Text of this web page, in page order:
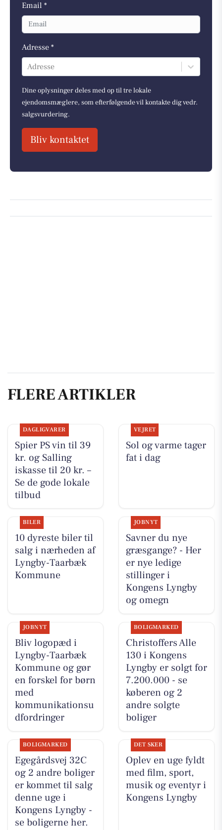
Email *
Adresse *
Adresse
Dine oplysninger deles med op til tre lokale
ejendomsmæglere, som efterfølgende vil kontakte dig vedr.
salgsvurdering.
Bliv kontaktet
FLERE ARTIKLER
DAGLIGVARER
Spier PS vin til 39
kr. og Salling
iskasse til 20 kr. –
Se de gode lokale
tilbud
VEJRET
Sol og varme tager
fat i dag
BILER
10 dyreste biler til
salg i nærheden af
Lyngby-Taarbæk
Kommune
JOBNYT
Savner du nye
græsgange? - Her
er nye ledige
stillinger i
Kongens Lyngby
og omegn
JOBNYT
Bliv logopæd i
Lyngby-Taarbæk
Kommune og gør
en forskel for børn
med
kommunikationsu
dfordringer
BOLIGMARKED
Christoffers Alle
130 i Kongens
Lyngby er solgt for
7.200.000 - se
køberen og 2
andre solgte
boliger
BOLIGMARKED
Egegårdsvej 32C
og 2 andre boliger
er kommet til salg
denne uge i
Kongens Lyngby -
se boligerne her.
DET SKER
Oplev en uge fyldt
med film, sport,
musik og eventyr i
Kongens Lyngby